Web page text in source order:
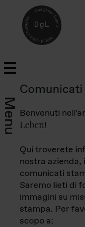
Menu Benvenuti
Leben!
Qui troverete
nostra
comunicati
Saremo lieti di
immagini su
stampa. Per
scopo a: